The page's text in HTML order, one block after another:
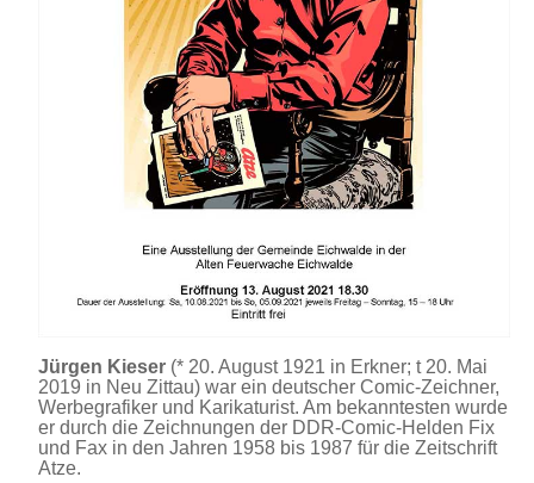
Jürgen Kieser (* 20. August 1921 in Erkner; t 20. Mai
2019 in Neu Zittau) war ein deutscher Comic-Zeichner,
Werbegrafiker und Karikaturist. Am bekanntesten wurde
er durch die Zeichnungen der DDR-Comic-Helden Fix
und Fax in den Jahren 1958 bis 1987 für die Zeitschrift
Atze.